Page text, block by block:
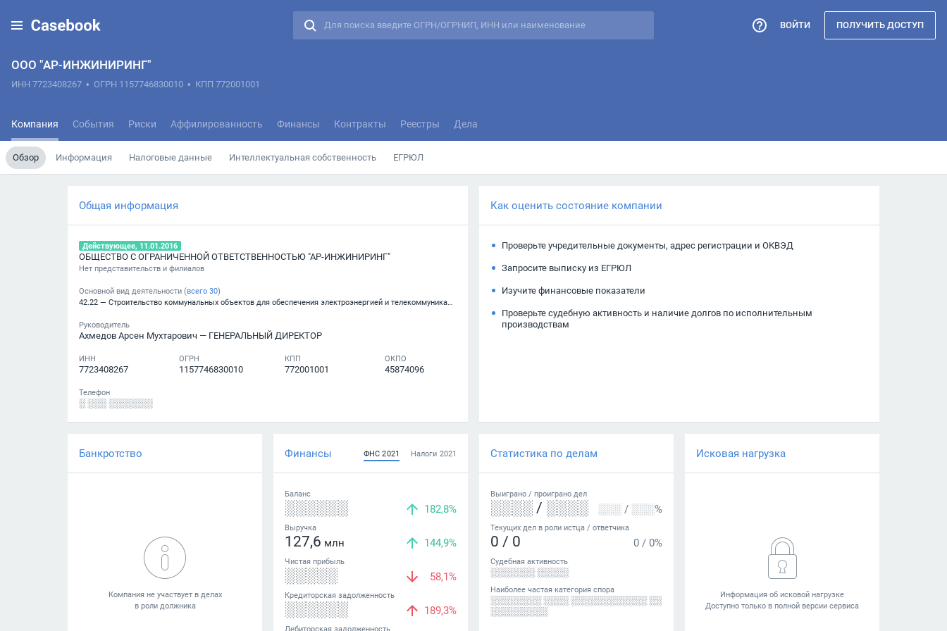
ООО "АР-ИНЖИНИРИНГ"
ИНН 7723408267 • ОГРН 1157746830010 • КПП 772001001
Компания События Риски Аффилированность Финансы Контракты Реестры Дела
Обзор Информация Налоговые данные Интеллектуальная собственность ЕГРЮЛ
ВОЙТИ ПОЛУЧИТЬ ДОСТУП
Общая информация
Действующее, 11.01.2016
ОБЩЕСТВО С ОГРАНИЧЕННОЙ ОТВЕТСТВЕННОСТЬЮ "АР-ИНЖИНИРИНГ"
Нет представительств и филиалов
Основной вид деятельности (всего 30)
42.22 — Строительство коммунальных объектов для обеспечения электроэнергией и телекоммуникациями
Руководитель
Ахмедов Арсен Мухтарович — ГЕНЕРАЛЬНЫЙ ДИРЕКТОР
ИНН
7723408267
ОГРН
1157746830010
КПП
772001001
ОКПО
45874096
Телефон
░ ░░░ ░░░░░░░
Как оценить состояние компании
Проверьте учредительные документы, адрес регистрации и ОКВЭД
Запросите выписку из ЕГРЮЛ
Изучите финансовые показатели
Проверьте судебную активность и наличие долгов по исполнительным
производствам
Банкротство Финансы ФНС 2021 Налоги 2021
Баланс
░░░░░░ 182,8%
Выручка
127,6 млн 144,9%
Чистая прибыль
░░░░░ 58,1%
Кредиторская задолженность
░░░░░░ 189,3%
Дебиторская задолженность
Статистика по делам
Выиграно / проиграно дел
░░░░ / ░░░░ ░░░ / ░░░%
Текущих дел в роли истца / ответчика
0 / 0 0 / 0%
Судебная активность
░░░░░░░ ░░░░░
Наиболее частая категория спора
░░░░░░░░ ░░░░ ░░░░░░░░░░░░ ░░
░░░░░░░░░
Исковая нагрузка